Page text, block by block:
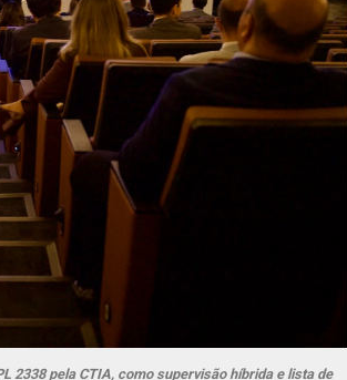
2338 pela CTIA, como supervisão híbrida e lista de